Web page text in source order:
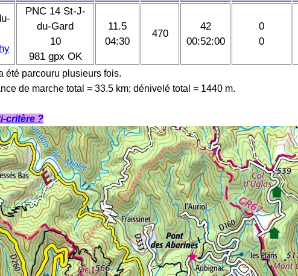
PNC 14 St-J-
du-Gard
10
981 gpx OK
11.5
04:30
470
42
00:52:00
0
0
été parcouru plusieurs fois.
de marche total = 33.5 km; dénivelé total = 1440 m.
critère ?